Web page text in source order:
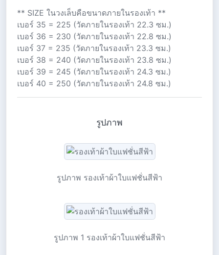
** SIZE ในวงเล็บคือขนาดภายในรองเท้า **
เบอร์ 35 = 225 (วัดภายในรองเท้า 22.3 ซม.)
เบอร์ 36 = 230 (วัดภายในรองเท้า 22.8 ซม.)
เบอร์ 37 = 235 (วัดภายในรองเท้า 23.3 ซม.)
เบอร์ 38 = 240 (วัดภายในรองเท้า 23.8 ซม.)
เบอร์ 39 = 245 (วัดภายในรองเท้า 24.3 ซม.)
เบอร์ 40 = 250 (วัดภายในรองเท้า 24.8 ซม.)
รูปภาพ
รูปภาพ รองเท้าผ้าใบแฟชั่นสีฟ้า
รูปภาพ 1 รองเท้าผ้าใบแฟชั่นสีฟ้า